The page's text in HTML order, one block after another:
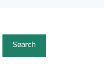
Search